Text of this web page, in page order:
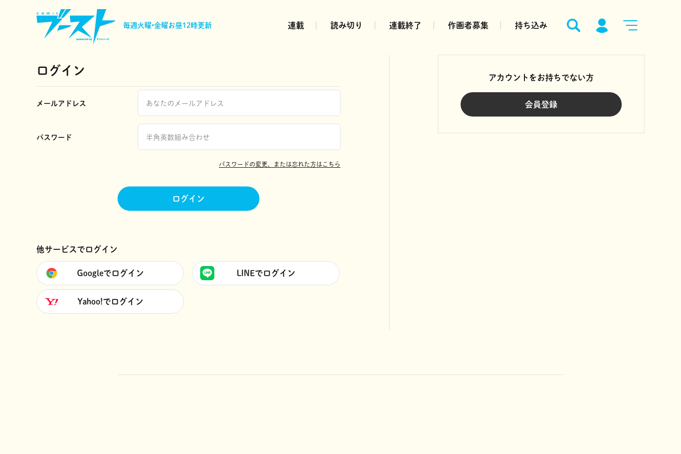
毎週火曜•金曜お昼12時更新 連載 読み切り 連載終了 作画者募集 持ち込み
ログイン
メールアドレス
パスワード
パスワードの変更、または忘れた方はこちら
ログイン
他サービスでログイン
Googleでログイン LINEでログイン
Yahoo!でログイン
アカウントをお持ちでない方
会員登録